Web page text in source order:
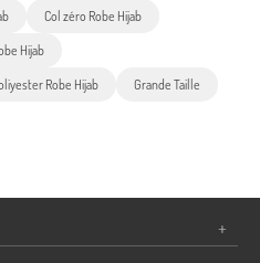
Col zéro Robe Hijab
Hijab
Robe Hijab Grande Taille
+